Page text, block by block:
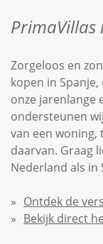
PrimaVillas
Zorgeloos en
kopen in
onze jarenlange
ondersteunen
van een
daarvan. Graag
Nederland als in
Ontdek de
Bekijk direct